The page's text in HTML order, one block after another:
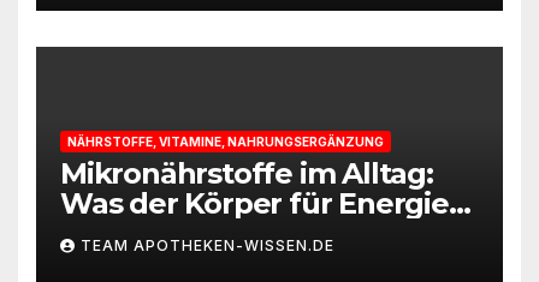
NÄHRSTOFFE, VITAMINE, NAHRUNGSERGÄNZUNG
Mikronährstoffe im Alltag:
Was der Körper für Energie
und Leistungsfähigkeit
braucht
TEAM APOTHEKEN-WISSEN.DE